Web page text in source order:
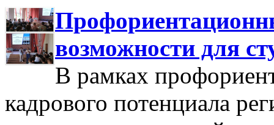
возможности для
В рамках
кадрового потенциала